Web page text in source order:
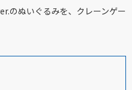
のぬいぐるみを、クレーンゲー